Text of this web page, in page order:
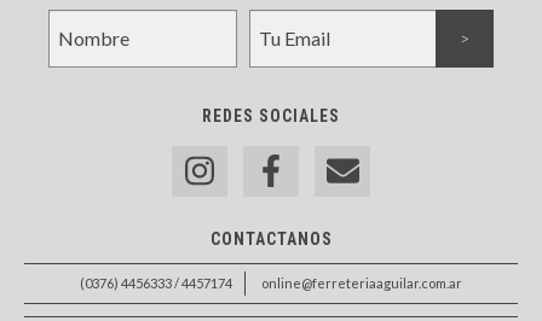
REDES SOCIALES
CONTACTANOS
(0376) 4456333 / 4457174 online@ferreteriaaguilar.com.ar